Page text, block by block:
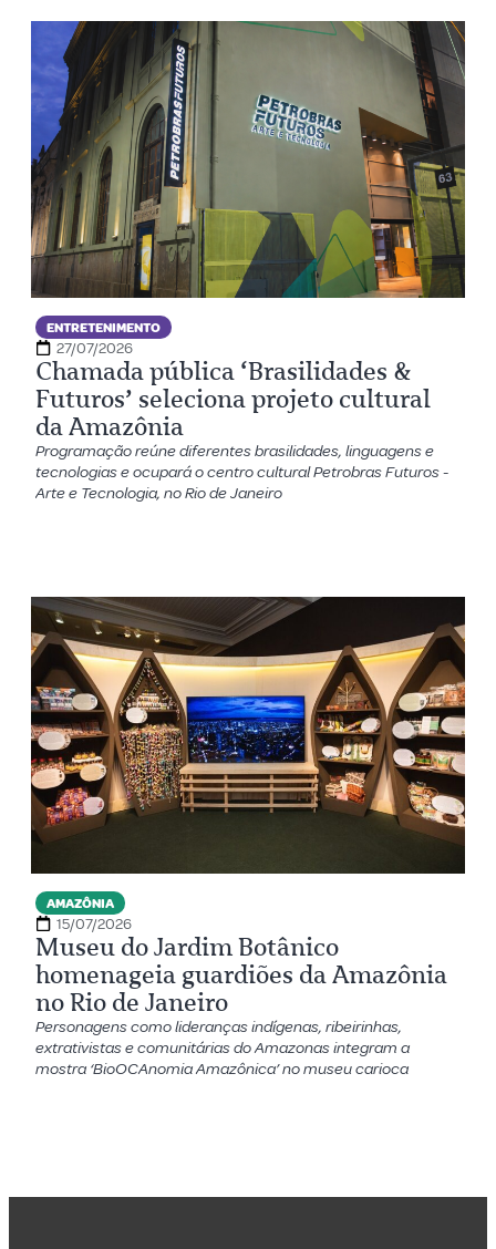
ENTRETENIMENTO
27/07/2026
Chamada pública ‘Brasilidades &
Futuros’ seleciona projeto cultural
da Amazônia
Programação reúne diferentes brasilidades, linguagens e
tecnologias e ocupará o centro cultural Petrobras Futuros -
Arte e Tecnologia, no Rio de Janeiro
AMAZÔNIA
15/07/2026
Museu do Jardim Botânico
homenageia guardiões da Amazônia
no Rio de Janeiro
Personagens como lideranças indígenas, ribeirinhas,
extrativistas e comunitárias do Amazonas integram a
mostra ‘BioOCAnomia Amazônica’ no museu carioca